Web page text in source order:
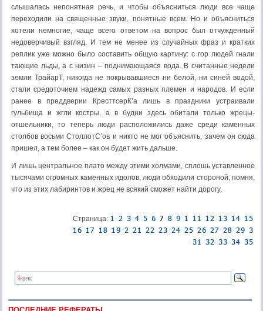
слышалась непонятная речь, и чтобы объясниться люди все чаще
переходили на священные звуки, понятные всем. Но и объясниться
хотели немногие, чаще всего ответом на вопрос был отчужденный
недоверчивый взгляд. И тем не менее из случайных фраз и кратких
реплик уже можно было составить общую картину: с гор людей гнали
тающие льды, а с низин – поднимающаяся вода. В считанные недели
земли ТрайарТ, никогда не покрывавшиеся ни белой, ни синей водой,
стали средоточием надежд самых разных племен и народов. И если
ранее в преддверии КресттсерК’а лишь в праздники устраивали
гульбища и жгли костры, а в будни здесь обитали только жрецы-
отшельники, то теперь люди расположились даже среди каменных
столбов восьми СтоллотС’ов и никто не мог объяснить, зачем он сюда
пришел, а тем более – как он будет жить дальше.
И лишь центральное плато между этими холмами, сплошь уставленное
тысячами огромных каменных идолов, люди обходили стороной, помня,
что из этих лабиринтов и жрец не всякий сможет найти дорогу.
Страница: